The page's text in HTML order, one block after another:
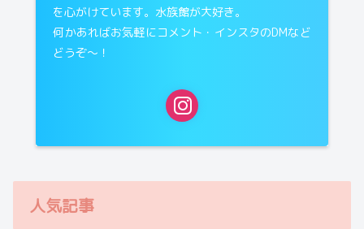
を心がけています。水族館が大好き。
何かあればお気軽にコメント・インスタのDMなど
どうぞ〜！
人気記事